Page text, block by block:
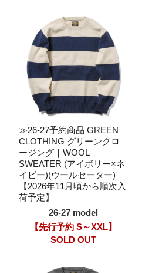
≫26-27予約商品 GREEN
CLOTHING グリーンクロ
ージング｜WOOL
SWEATER (アイボリー×ネ
イビー)(ウールセーター)
【2026年11月頃から順次入
荷予定】
26-27 model
【先行予約 S～XXL】
SOLD OUT